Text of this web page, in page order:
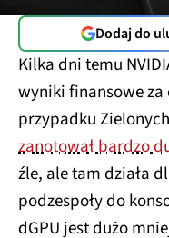
Dodaj do
Kilka dni temu
wyniki finansowe za
przypadku Zielonych
zanotował bardzo
źle, ale tam działa
podzespoły do
dGPU jest dużo